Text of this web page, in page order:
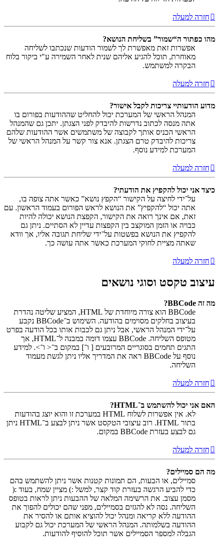
חזרה למעלה
מהו כפתור ה“שמור” בשליחת הנושא?
אפשרות זאת מאפשרת לך לשמור הודעות שנכתבו לשליחה
מאוחרת, תוכל להגיע אליהם שנית לאחר השמירה ע"י ביקור בלוח
הבקרה למשתמש.
חזרה למעלה
מדוע הודעותיי צריכות לקבל אישור?
המנהל הראשי של המערכת יכול להחליט שההודעות בפורום בו
אתה מנסה לכתוב נדרשות להיבדק לפני הצגתן. יתכן גם שהמנהל
הראשי הכניס אותך לקבוצה של משתמשים אשר ההודעות שלהם
צריכות להיבדק טרם הצגתן. אנא צור קשר על המנהל הראשי של
המערכת למידע נוסף.
חזרה למעלה
כיצד אני יכול להקפיץ את הודעתי?
על־ידי לחיצה על הקישור “הקפץ נושא” כאשר אתה צופה בו,
אתה יכול “להקפיץ” את הנושא לראש הפורום בעמוד הראשון. עם
זאת, אם אינך רואה את הקישור, הקפצת הנושא יכולה להיות
כבויה או הזמן המוקצב בין הקפצות עדיין לא הסתיים. ניתן גם
להקפיץ את הנושא בפשטות על־ידי שליחת תגובה אליו, אך וודא
שאתה מציית לחוקי המערכת כאשר אתה עושה כך.
חזרה למעלה
עיצוב טקסט וסוגי נושאים
מה זה BBCode?
BBCode הוא צורה מיוחדת של HTML, המציע שליטה נהדרת
בעיצוב בחלקים מסוימים בהודעה. השימוש ב־BBCode נקבע
על־ידי המנהל הראשי, אבל ניתן גם לכבות אותו בכל הודעה בפרט
מטופס השליחה. BBCode עצמו דומה במבנה ל־HTML, אך
התגים תחמים בסוגריים המרובעים [ ו־] במקום ב־< ו־>. למידע
נוסף על BBCode ראה את המדריך אליו ניתן לגשת מעמוד
השליחה.
חזרה למעלה
האם אני יכול להשתמש ב־HTML?
לא. אין אפשרות לשלוח HTML במערכת זו והוא יוצג בהודעות
בתור HTML. רוב עיצובי הטקסט אשר ניתן לבצע ב־HTML ניתן
גם לבצע בעזרת BBCode במקום.
חזרה למעלה
מה הם סמיילים?
סמיילים, או הבעות, הם תמונות קטנות אשר ניתן להשתמש בהם
כדי להביע הרגשה בעזרת קוד קצר, למשל :) מציין שמח, בעוד :(
מסמן עצוב. את הרשימה המלאה של ההבעות ניתן לראות בטופס
השליחה. נסה לא להגזים בסמיילים, מפני שהם יכולים להפוך את
ההודעה ללא קריאה ומנהל יכול להוציא אותם או להסיר את
ההודעה בשלמותה. המנהל הראשי של המערכת יכול גם לקבוע
הגבלה למספר הסמיילים אשר תוכל להוסיף להודעות.